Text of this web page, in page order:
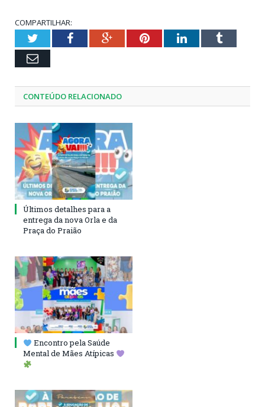
COMPARTILHAR:
TwitterFacebookGoogle+PinterestLinkedInTumblr
Email
CONTEÚDO RELACIONADO
Últimos detalhes para a
entrega da nova Orla e da
Praça do Praião
Encontro pela Saúde
Mental de Mães Atípicas